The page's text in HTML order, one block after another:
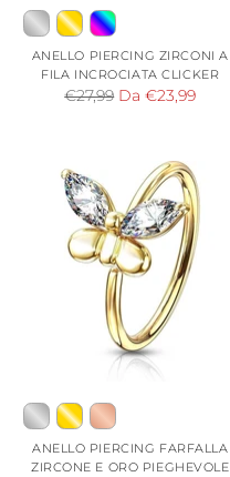
ANELLO PIERCING ZIRCONI A
FILA INCROCIATA CLICKER
Prezzo
€27,99 Da €23,99
ANELLO PIERCING FARFALLA
ZIRCONE E ORO PIEGHEVOLE